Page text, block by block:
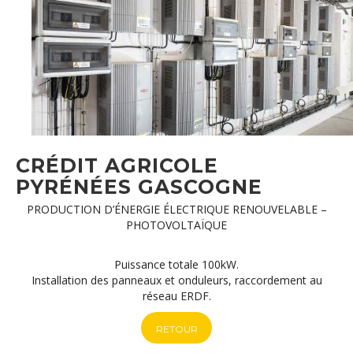
CRÉDIT AGRICOLE
PYRÉNÉES GASCOGNE
PRODUCTION D’ÉNERGIE ÉLECTRIQUE RENOUVELABLE –
PHOTOVOLTAÏQUE
Puissance totale 100kW.
Installation des panneaux et onduleurs, raccordement au
réseau ERDF.
RETOUR